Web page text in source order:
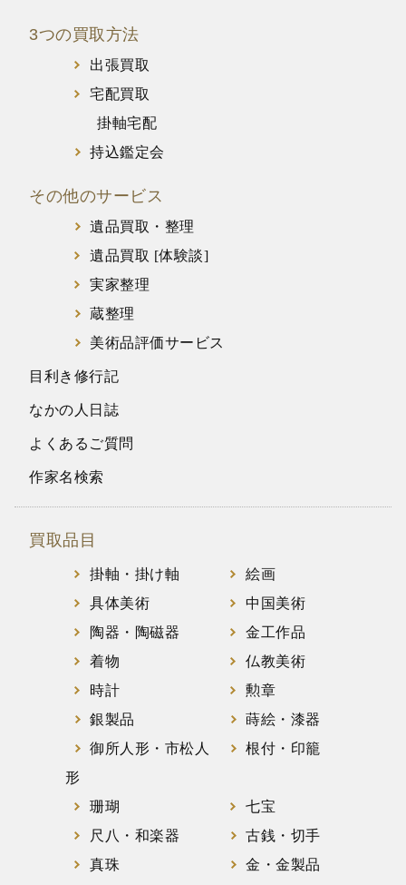
3つの買取方法
出張買取
宅配買取
掛軸宅配
持込鑑定会
その他のサービス
遺品買取・整理
遺品買取 [体験談]
実家整理
蔵整理
美術品評価サービス
目利き修行記
なかの人日誌
よくあるご質問
作家名検索
買取品目
掛軸・掛け軸
絵画
具体美術
中国美術
陶器・陶磁器
金工作品
着物
仏教美術
時計
勲章
銀製品
蒔絵・漆器
御所人形・市松人
形
根付・印籠
珊瑚
七宝
尺八・和楽器
古銭・切手
真珠
金・金製品